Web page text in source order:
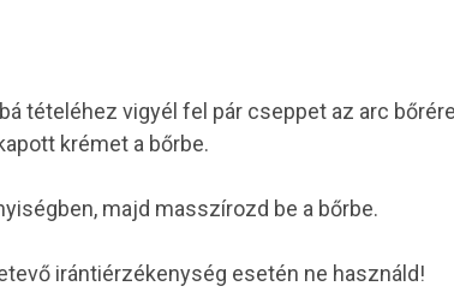
tételéhez vigyél fel pár cseppet az arc
krémet a bőrbe.
majd masszírozd be a bőrbe.
irántiérzékenység esetén ne használd!